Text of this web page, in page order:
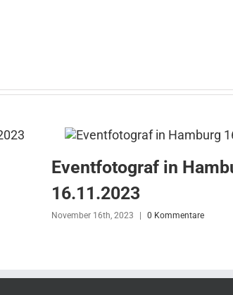
Eventfotograf in
16.11.2023
November 16th, 2023 | 0 Kommentare